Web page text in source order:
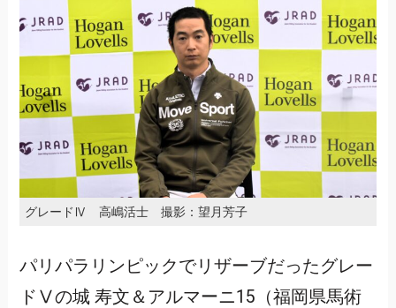
グレードⅣ 高嶋活士 撮影：望月芳子
パリパラリンピックでリザーブだったグレー
ドⅤの城 寿文＆アルマーニ15（福岡県馬術